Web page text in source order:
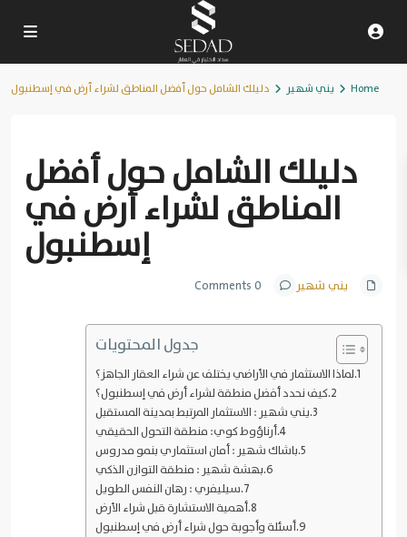
Home يني شهير دليلك الشامل حول أفضل المناطق لشراء أرض في إسطنبول
دليلك الشامل حول أفضل
المناطق لشراء أرض في
إسطنبول
يني شهير
جدول المحتويات
لماذا الاستثمار في الأراضي يختلف عن شراء العقار الجاهز؟
كيف نحدد أفضل منطقة لشراء أرض في إسطنبول؟
يني شهير : الاستثمار المرتبط بمدينة المستقبل
أرناؤوط كوي: منطقة التحول الحقيقي
باشاك شهير : أمان استثماري بنمو مدروس
بهشة شهير : منطقة التوازن الذكي
سيليفري : رهان النفس الطويل
أهمية الاستشارة قبل شراء الأرض
أسئلة وأجوبة حول شراء أرض في إسطنبول